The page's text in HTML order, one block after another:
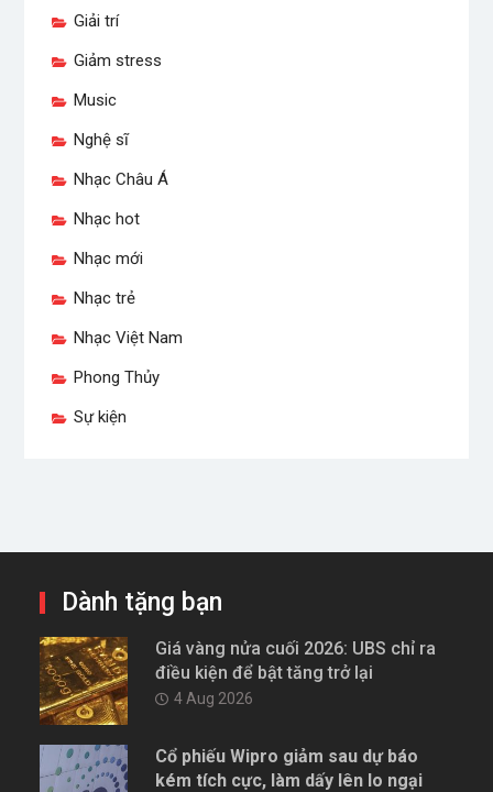
Giải trí
Giảm stress
Music
Nghệ sĩ
Nhạc Châu Á
Nhạc hot
Nhạc mới
Nhạc trẻ
Nhạc Việt Nam
Phong Thủy
Sự kiện
Dành tặng bạn
Giá vàng nửa cuối 2026: UBS chỉ ra
điều kiện để bật tăng trở lại
4 Aug 2026
Cổ phiếu Wipro giảm sau dự báo
kém tích cực, làm dấy lên lo ngại